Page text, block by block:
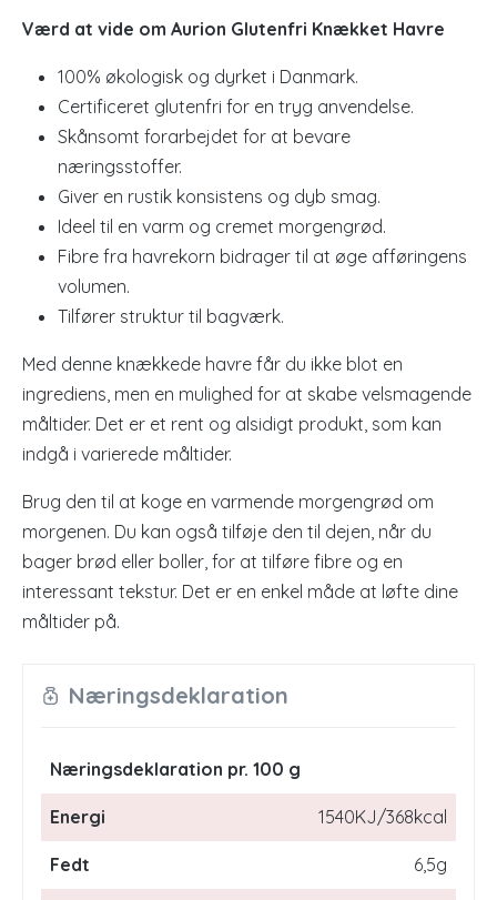
Værd at vide om Aurion Glutenfri Knækket Havre
100% økologisk og dyrket i Danmark.
Certificeret glutenfri for en tryg anvendelse.
Skånsomt forarbejdet for at bevare
næringsstoffer.
Giver en rustik konsistens og dyb smag.
Ideel til en varm og cremet morgengrød.
Fibre fra havrekorn bidrager til at øge afføringens
volumen.
Tilfører struktur til bagværk.
Med denne knækkede havre får du ikke blot en
ingrediens, men en mulighed for at skabe velsmagende
måltider. Det er et rent og alsidigt produkt, som kan
indgå i varierede måltider.
Brug den til at koge en varmende morgengrød om
morgenen. Du kan også tilføje den til dejen, når du
bager brød eller boller, for at tilføre fibre og en
interessant tekstur. Det er en enkel måde at løfte dine
måltider på.
Næringsdeklaration
Næringsdeklaration pr. 100 g
Energi 1540KJ/368kcal
Fedt 6,5g